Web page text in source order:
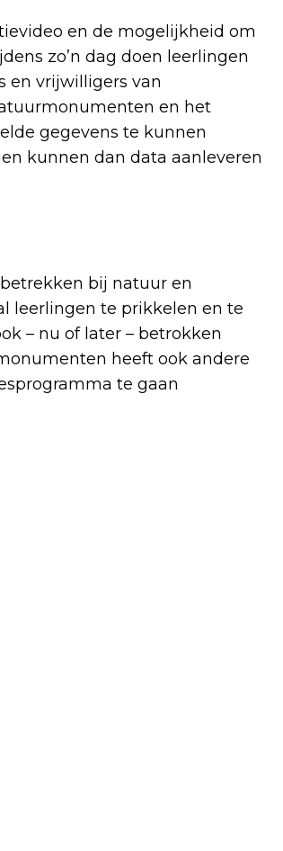
en de mogelijkheid om
zo’n dag doen leerlingen
en vrijwilligers van
en het
gegevens te kunnen
kunnen dan data aanleveren
bij natuur en
leerlingen te prikkelen en te
– nu of later – betrokken
heeft ook andere
te gaan